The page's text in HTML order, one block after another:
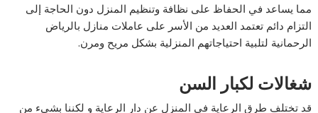
مما يساعد في الحفاظ على نظافة وتنظيم المنزل دون الحاجة إلى
التزام دائم تعتمد العديد من الأسر على عاملات منازل بالرياض
الرحمانية لتلبية احتياجاتهم المنزلية بشكل مريح ومرن.
شغالات لكبار السن
قد تختلف طرق الرعاية في المنزل عن دار الرعاية و لكننا بشيء من